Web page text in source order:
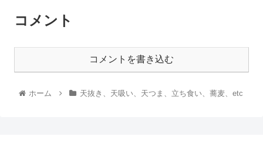
コメント
コメントを書き込む
ホーム 天抜き、天吸い、天つま、立ち食い、蕎麦、etc